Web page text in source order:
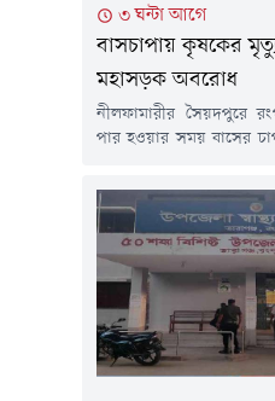
৩ ঘন্টা আগে
বাসচাপায় কৃষকের
মহাসড়ক অবরোধ
নীলফামারীর সৈয়দপুরে
পার হওয়ার সময় বাসের
মহাসড়ক অবরোধ করলে
বন্ধ থাকে। পরে পুলিশ
নিয়ন্ত্রণে আনলে সড়কে
রবিবার (৯ আগস্ট) দুপুর
সৈয়দপুর...